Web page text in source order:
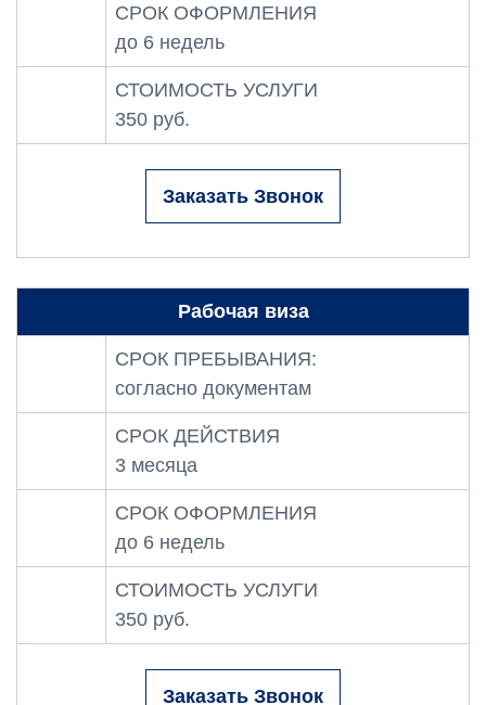
СРОК ОФОРМЛЕНИЯ
до 6 недель
СТОИМОСТЬ УСЛУГИ
350 руб.
Заказать Звонок
Рабочая виза
СРОК ПРЕБЫВАНИЯ:
согласно документам
СРОК ДЕЙСТВИЯ
3 месяца
СРОК ОФОРМЛЕНИЯ
до 6 недель
СТОИМОСТЬ УСЛУГИ
350 руб.
Заказать Звонок